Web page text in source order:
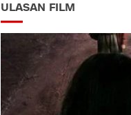
ULASAN FILM